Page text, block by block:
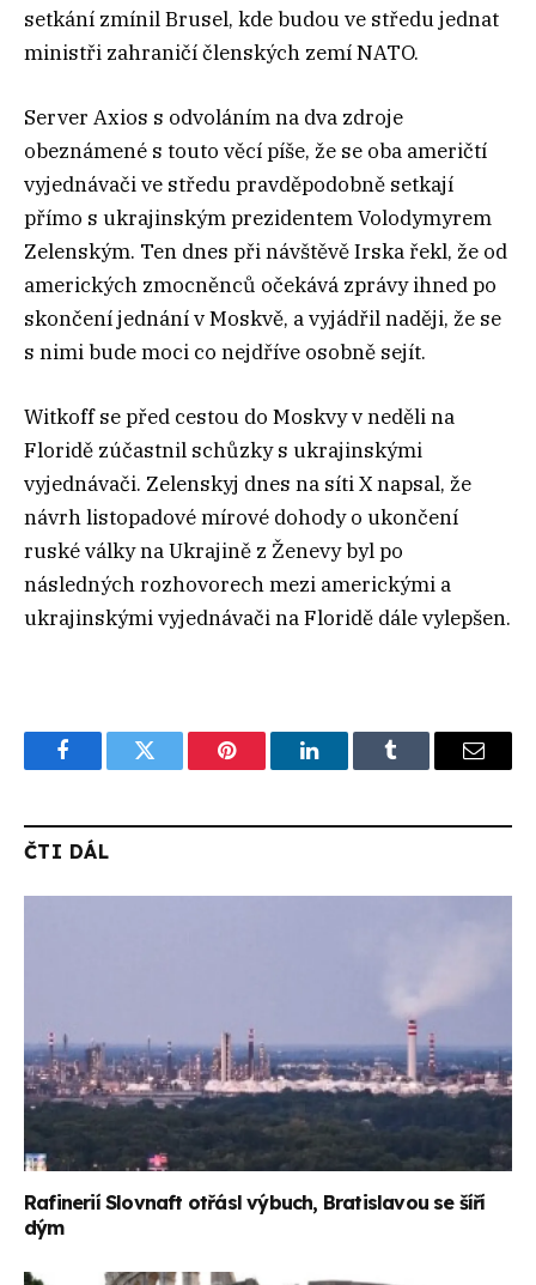
setkání zmínil Brusel, kde budou ve středu jednat
ministři zahraničí členských zemí NATO.
Server Axios s odvoláním na dva zdroje
obeznámené s touto věcí píše, že se oba američtí
vyjednávači ve středu pravděpodobně setkají
přímo s ukrajinským prezidentem Volodymyrem
Zelenským. Ten dnes při návštěvě Irska řekl, že od
amerických zmocněnců očekává zprávy ihned po
skončení jednání v Moskvě, a vyjádřil naději, že se
s nimi bude moci co nejdříve osobně sejít.
Witkoff se před cestou do Moskvy v neděli na
Floridě zúčastnil schůzky s ukrajinskými
vyjednávači. Zelenskyj dnes na síti X napsal, že
návrh listopadové mírové dohody o ukončení
ruské války na Ukrajině z Ženevy byl po
následných rozhovorech mezi americkými a
ukrajinskými vyjednávači na Floridě dále vylepšen.
FacebookTwitter Pinterest LinkedInTumblr Email
ČTI DÁL
Rafinerií Slovnaft otřásl výbuch, Bratislavou se šíří
dým